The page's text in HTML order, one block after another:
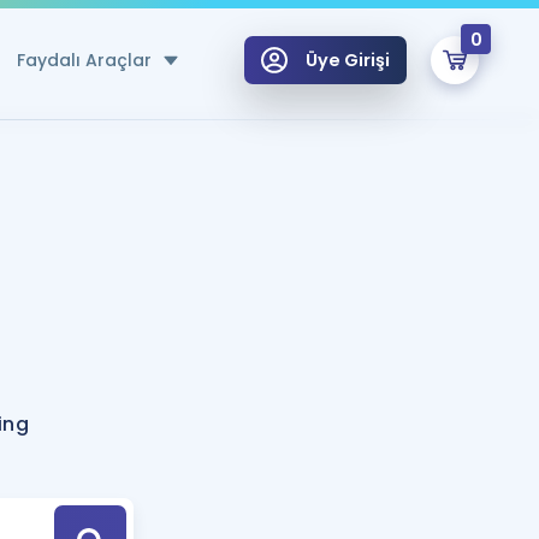
Faydalı Araçlar
Hesaplama Aracı
için Öneriler
Tek Takvimde
Üye Girişi
0
Hoca ile seni sınava hazırlayacak onlarca eğitim seni bekliyor!